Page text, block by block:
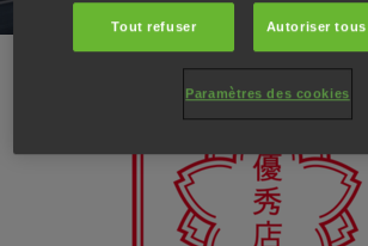
Tout refuser Autoriser
Paramètres des cookies